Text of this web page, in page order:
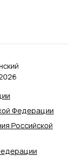
Федерации
Российской